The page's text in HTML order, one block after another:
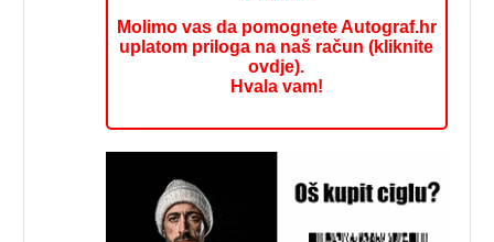
Molimo vas da pomognete Autograf.hr
uplatom priloga na naš račun (kliknite
ovdje).
Hvala vam!